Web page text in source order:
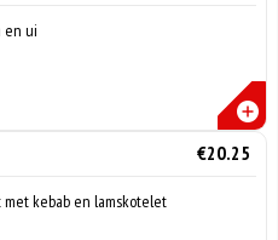
en ui
€20.25
met kebab en lamskotelet